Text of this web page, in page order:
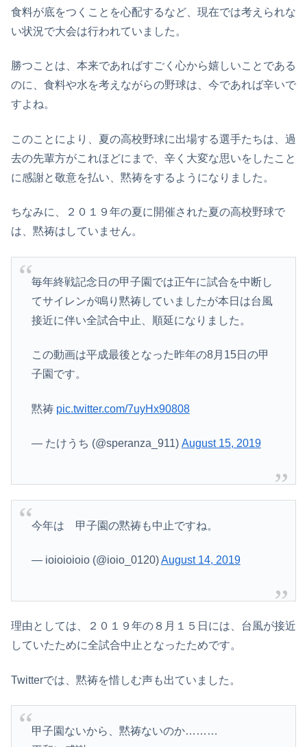
食料が底をつくことを心配するなど、現在では考えられな
い状況で大会は行われていました。
勝つことは、本来であればすごく心から嬉しいことである
のに、食料や水を考えながらの野球は、今であれば辛いで
すよね。
このことにより、夏の高校野球に出場する選手たちは、過
去の先輩方がこれほどにまで、辛く大変な思いをしたこと
に感謝と敬意を払い、黙祷をするようになりました。
ちなみに、２０１９年の夏に開催された夏の高校野球で
は、黙祷はしていません。
毎年終戦記念日の甲子園では正午に試合を中断し
てサイレンが鳴り黙祷していましたが本日は台風
接近に伴い全試合中止、順延になりました。
この動画は平成最後となった昨年の8月15日の甲
子園です。
黙祷 pic.twitter.com/7uyHx90808
— たけうち (@speranza_911) August 15, 2019
今年は 甲子園の黙祷も中止ですね。
— ioioioioio (@ioio_0120)August 14, 2019
理由としては、２０１９年の８月１５日には、台風が接近
していたために全試合中止となったためです。
Twitterでは、黙祷を惜しむ声も出ていました。
甲子園ないから、黙祷ないのか………